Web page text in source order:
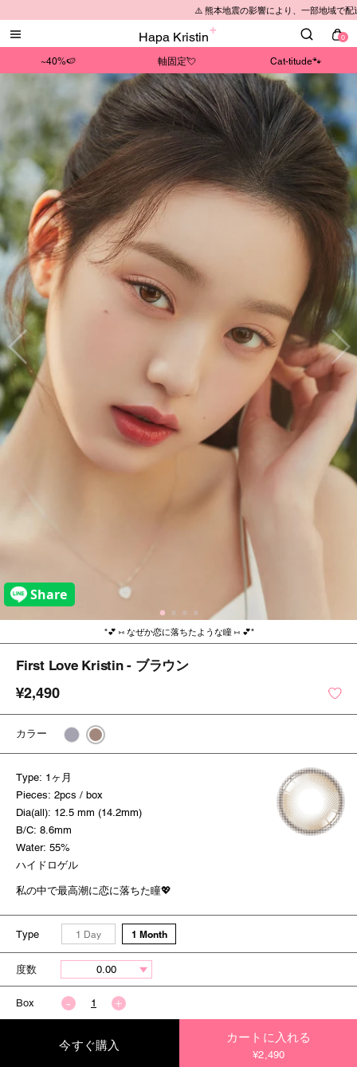
Hapa Kristin 0
~40%🍉 軸固定💘 Cat-titude🐾
⚠️ 熊本地震の影響により、一部地域で配送遅延が発生して
💕 ⑅ なぜか恋に落ちたような瞳 ⑅ 💕
First Love Kristin - ブラウン
¥2,490
カラー
Type: 1ヶ月
Pieces: 2pcs / box
Dia(all): 12.5 mm (14.2mm)
B/C: 8.6mm
Water: 55%
ハイドロゲル
私の中で最高潮に恋に落ちた瞳💖
Type 1 Day 1 Month
度数
Box
今すぐ購入
カートに入れる
¥2,490